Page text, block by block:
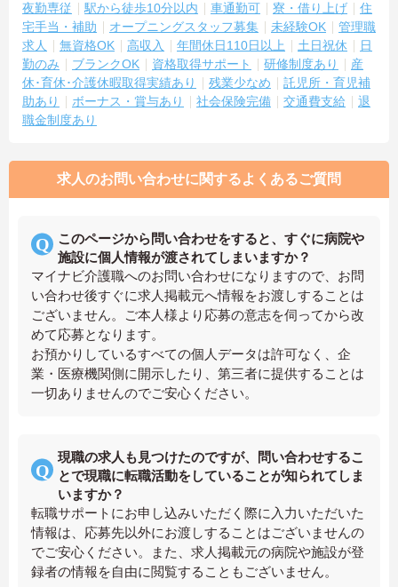
夜勤専従 駅から徒歩10分以内 車通勤可 寮・借り上げ
住
宅手当・補助
オープニングスタッフ募集 未経験OK
管理職
求人
無資格OK 高収入 年間休日110日以上 土日祝休
日
勤のみ
ブランクOK 資格取得サポート 研修制度あり
産
休･育休･介護休暇取得実績あり
残業少なめ
託児所・育児補
助あり
ボーナス・賞与あり 社会保険完備 交通費支給
退
職金制度あり
求人のお問い合わせに関するよくあるご質問
このページから問い合わせをすると、すぐに病院や
施設に個人情報が渡されてしまいますか？
マイナビ介護職へのお問い合わせになりますので、お問
い合わせ後すぐに求人掲載元へ情報をお渡しすることは
ございません。ご本人様より応募の意志を伺ってから改
めて応募となります。
お預かりしているすべての個人データは許可なく、企
業・医療機関側に開示したり、第三者に提供することは
一切ありませんのでご安心ください。
現職の求人も見つけたのですが、問い合わせするこ
とで現職に転職活動をしていることが知られてしま
いますか？
転職サポートにお申し込みいただく際に入力いただいた
情報は、応募先以外にお渡しすることはございませんの
でご安心ください。また、求人掲載元の病院や施設が登
録者の情報を自由に閲覧することもございません。